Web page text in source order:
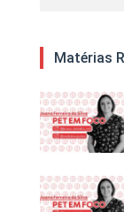
Matérias